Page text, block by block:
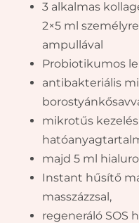
3 alkalmas
2×5 ml
ampullával
Probiotikumos
antibakteriális
mikrotűs
majd 5 ml
Instant hűsítő
masszázzsal,
regeneráló SOS